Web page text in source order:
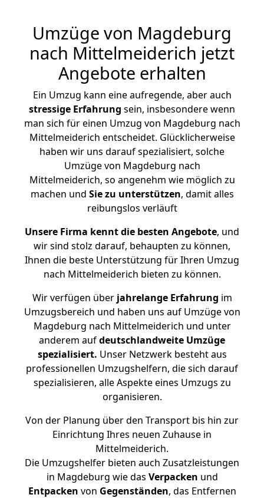
Umzüge von Magdeburg
nach Mittelmeiderich jetzt
Angebote erhalten
Ein Umzug kann eine aufregende, aber auch
stressige Erfahrung sein, insbesondere wenn
man sich für einen Umzug von Magdeburg nach
Mittelmeiderich entscheidet. Glücklicherweise
haben wir uns darauf spezialisiert, solche
Umzüge von Magdeburg nach
Mittelmeiderich, so angenehm wie möglich zu
machen und Sie zu unterstützen, damit alles
reibungslos verläuft
Unsere Firma kennt die besten Angebote, und
wir sind stolz darauf, behaupten zu können,
Ihnen die beste Unterstützung für Ihren Umzug
nach Mittelmeiderich bieten zu können.
Wir verfügen überjahrelange Erfahrung im
Umzugsbereich und haben uns auf Umzüge von
Magdeburg nach Mittelmeiderich und unter
anderem aufdeutschlandweite Umzüge
spezialisiert. Unser Netzwerk besteht aus
professionellen Umzugshelfern, die sich darauf
spezialisieren, alle Aspekte eines Umzugs zu
organisieren.
Von der Planung über den Transport bis hin zur
Einrichtung Ihres neuen Zuhause in
Mittelmeiderich.
Die Umzugshelfer bieten auch Zusatzleistungen
in Magdeburg wie das Verpacken und
Entpacken von Gegenständen, das Entfernen